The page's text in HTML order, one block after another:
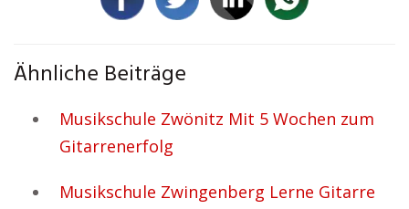
Ähnliche Beiträge
Musikschule Zwönitz Mit 5 Wochen zum
Gitarrenerfolg
Musikschule Zwingenberg Lerne Gitarre